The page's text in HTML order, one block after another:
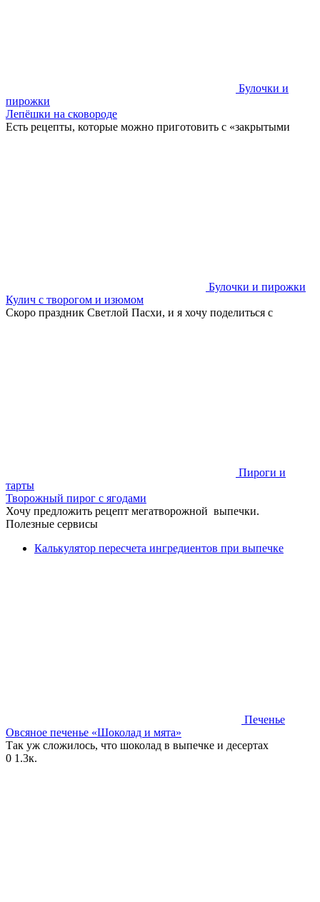
Булочки и
пирожки
Лепёшки на сковороде
Есть рецепты, которые можно приготовить с «закрытыми
Булочки и пирожки
Кулич с творогом и изюмом
Скоро праздник Светлой Пасхи, и я хочу поделиться с
Пироги и
тарты
Творожный пирог с ягодами
Хочу предложить рецепт мегатворожной выпечки.
Полезные сервисы
Калькулятор пересчета ингредиентов при выпечке
Печенье
Овсяное печенье «Шоколад и мята»
Так уж сложилось, что шоколад в выпечке и десертах
0 1.3к.